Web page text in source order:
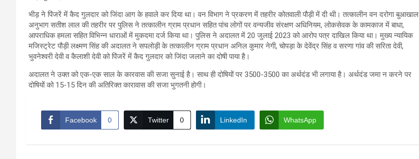
भीड़ ने पिंजरें में कैद गुलदार को जिंदा आग के हवाले कर दिया था। वन विभाग ने प्रकरण में तहरीर कोतवाली पौड़ी में दी थी। तत्कालीन वन दरोगा बुआखाल
अनुभाग सतीश लाल की तहरीर पर पुलिस ने तत्कालीन ग्राम प्रधान सहित पांच लोगों पर वन्यजीव संरक्षण अधिनियम, लोकसेवक के कामकाज में बाधा,
आपराधिक हमला सहित विभिन्न धाराओं में मुकदमा दर्ज किया था। पुलिस ने अदालत में 20 जुलाई 2023 को आरोप पत्र दाखिल किया था। मुख्य न्यायिक
मजिस्ट्रेट पौड़ी लक्ष्मण सिंह की अदालत ने सपलोड़ी के तत्कालीन ग्राम प्रधान अनिल कुमार नेगी, चोपड़ा के देवेंद्र सिंह व सरणा गांव की सरिता देवी,
भुवनेश्वरी देवी व कैलाशी देवी को पिंजरें में कैद गुलदार को जिंदा जलाने का दोषी पाया है।
अदालत ने उक्त को एक-एक साल के कारवास की सजा सुनाई है। साथ ही दोषियों पर 3500-3500 का अर्थदंड भी लगाया है। अर्थदंड जमा न करने पर
दोषियों को 15-15 दिन की अतिरिक्त कारावास की सजा भुगतनी होगी।
Facebook 0 Twitter 0 LinkedIn WhatsApp